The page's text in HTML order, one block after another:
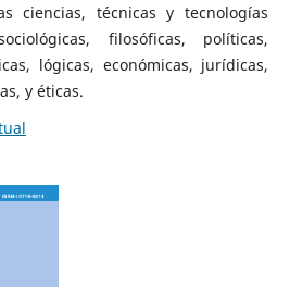
ciencias, técnicas y tecnologías
filosóficas, políticas,
lógicas, económicas, jurídicas,
y éticas.